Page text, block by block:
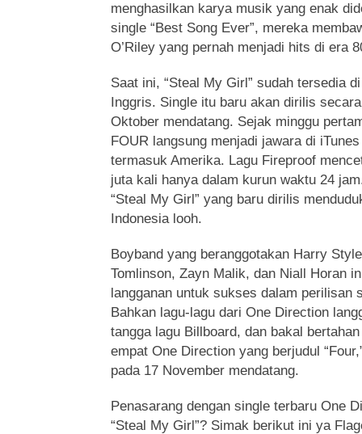
menghasilkan karya musik yang enak
single “Best Song Ever”, mereka
O’Riley yang pernah menjadi hits di era
Saat ini, “Steal My Girl” sudah tersedia
Inggris. Single itu baru akan dirilis
Oktober mendatang. Sejak minggu
FOUR langsung menjadi jawara di
termasuk Amerika. Lagu Fireproof
juta kali hanya dalam kurun waktu 24
“Steal My Girl” yang baru dirilis
Indonesia looh.
Boyband yang beranggotakan Harry
Tomlinson, Zayn Malik, dan Niall Horan
langganan untuk sukses dalam perilisan
Bahkan lagu-lagu dari One Direction
tangga lagu Billboard, dan bakal
empat One Direction yang berjudul
pada 17 November mendatang.
Penasarang dengan single terbaru One
“Steal My Girl”? Simak berikut ini ya